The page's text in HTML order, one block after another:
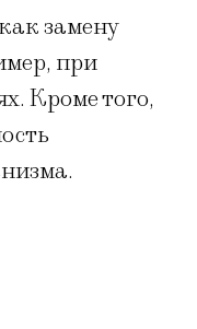
замену
при
Кроме того,